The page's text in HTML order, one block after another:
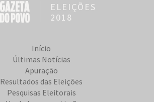
ELEIÇÕES
2018
Início
Últimas Notícias
Apuração
Resultados das Eleições
Pesquisas Eleitorais